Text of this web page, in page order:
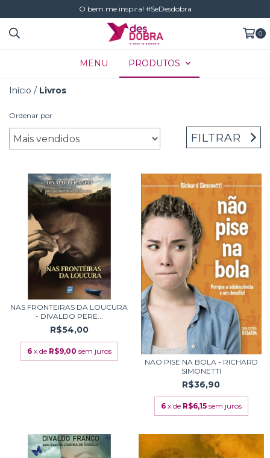
O bem me inspira! #SeDesdobra
0
MENU PRODUTOS
Início / Livros
Ordenar por
FILTRAR
NAS FRONTEIRAS DA LOUCURA
- DIVALDO PERE...
R$54,00
6 x de R$9,00 sem juros
NAO PISE NA BOLA - RICHARD
SIMONETTI
R$36,90
6 x de R$6,15 sem juros